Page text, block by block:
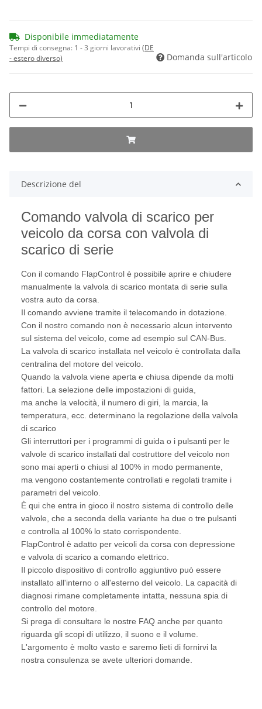
Disponibile immediatamente
Tempi di consegna: 1 - 3 giorni lavorativi (DE
- estero diverso)
Domanda sull'articolo
Descrizione del
Comando valvola di scarico per
veicolo da corsa con valvola di
scarico di serie
Con il comando FlapControl è possibile aprire e chiudere
manualmente la valvola di scarico montata di serie sulla
vostra auto da corsa.
Il comando avviene tramite il telecomando in dotazione.
Con il nostro comando non è necessario alcun intervento
sul sistema del veicolo, come ad esempio sul CAN-Bus.
La valvola di scarico installata nel veicolo è controllata dalla
centralina del motore del veicolo.
Quando la valvola viene aperta e chiusa dipende da molti
fattori. La selezione delle impostazioni di guida,
ma anche la velocità, il numero di giri, la marcia, la
temperatura, ecc. determinano la regolazione della valvola
di scarico
Gli interruttori per i programmi di guida o i pulsanti per le
valvole di scarico installati dal costruttore del veicolo non
sono mai aperti o chiusi al 100% in modo permanente,
ma vengono costantemente controllati e regolati tramite i
parametri del veicolo.
È qui che entra in gioco il nostro sistema di controllo delle
valvole, che a seconda della variante ha due o tre pulsanti
e controlla al 100% lo stato corrispondente.
FlapControl è adatto per veicoli da corsa con depressione
e valvola di scarico a comando elettrico.
Il piccolo dispositivo di controllo aggiuntivo può essere
installato all'interno o all'esterno del veicolo. La capacità di
diagnosi rimane completamente intatta, nessuna spia di
controllo del motore.
Si prega di consultare le nostre FAQ anche per quanto
riguarda gli scopi di utilizzo, il suono e il volume.
L'argomento è molto vasto e saremo lieti di fornirvi la
nostra consulenza se avete ulteriori domande.